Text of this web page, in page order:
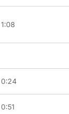
1:08
0:24
0:51